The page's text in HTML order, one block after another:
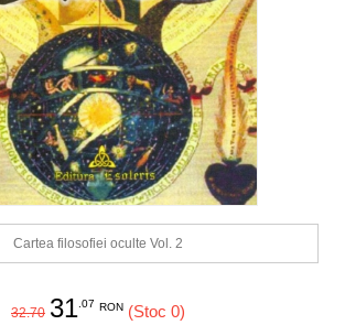
Cartea filosofiei oculte Vol. 2
32.70 31.07 RON (Stoc 0)